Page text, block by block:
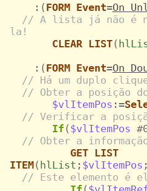
:( FORM Event=On
// A lista já não é
la!
CLEAR LIST(
:( FORM Event=On
// Há um duplo
// Obter a posição
$vlItemPos :=
// Verificar a
If ( $vlItemPos
// Obter a
GET LIST
ITEM( hlList ; $vlItemPos
// Este elemento é